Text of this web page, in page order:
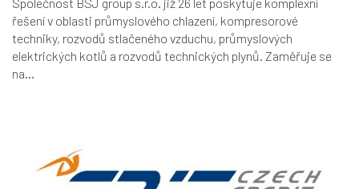
řešení v oblasti průmyslového chlazení, kompresorové
techniky, rozvodů stlačeného vzduchu, průmyslových
elektrických kotlů a rozvodů technických plynů. Zaměřuje se
na...